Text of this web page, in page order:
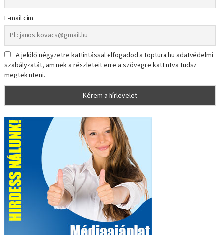
E-mail cím
A jelölő négyzetre kattintással elfogadod a toptura.hu adatvédelmi
szabályzatát, aminek a részleteit erre a szövegre kattintva tudsz
megtekinteni.